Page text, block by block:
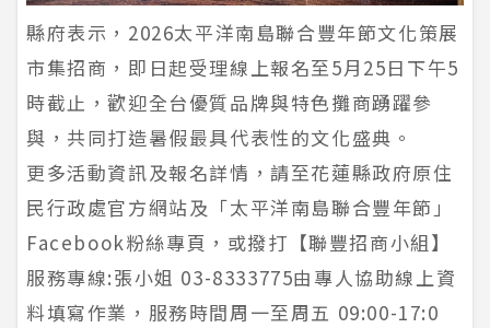
縣府表示，2026太平洋南島聯合豐年節文化策展
市集招商，即日起受理線上報名至5月25日下午5
時截止，歡迎全台優質品牌與特色攤商踴躍參
與，共同打造暑假最具代表性的文化盛典。
更多活動資訊及報名詳情，請至花蓮縣政府原住
民行政處官方網站及「太平洋南島聯合豐年節」
Facebook粉絲專頁，或撥打【聯豐招商小組】
服務專線:張小姐 03-8333775由專人協助線上資
料填寫作業，服務時間周一至周五 09:00-17:0